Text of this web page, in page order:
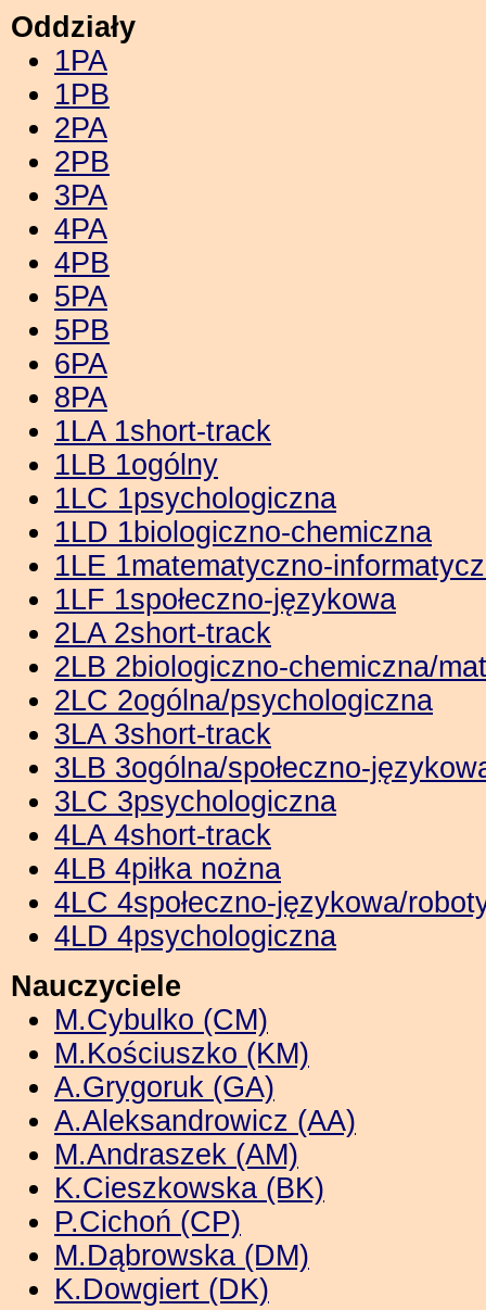
Oddziały
1PA
1PB
2PA
2PB
3PA
4PA
4PB
5PA
5PB
6PA
8PA
1LA 1short-track
1LB 1ogólny
1LC 1psychologiczna
1LD 1biologiczno-chemiczna
1LE 1matematyczno-
1LF 1społeczno-językowa
2LA 2short-track
2LB 2biologiczno-chemiczna/
2LC 2ogólna/psychologiczna
3LA 3short-track
3LB 3ogólna/społeczno-
3LC 3psychologiczna
4LA 4short-track
4LB 4piłka nożna
4LC 4społeczno-językowa/
4LD 4psychologiczna
Nauczyciele
M.Cybulko (CM)
M.Kościuszko (KM)
A.Grygoruk (GA)
A.Aleksandrowicz (AA)
M.Andraszek (AM)
K.Cieszkowska (BK)
P.Cichoń (CP)
M.Dąbrowska (DM)
K.Dowgiert (DK)